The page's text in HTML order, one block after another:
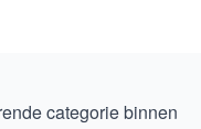
categorie binnen